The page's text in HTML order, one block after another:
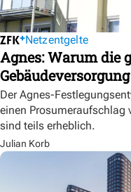
Netzentgelte
Agnes: Warum die
Der Agnes-
einen Prosumeraufschlag
sind teils erheblich.
Julian Korb